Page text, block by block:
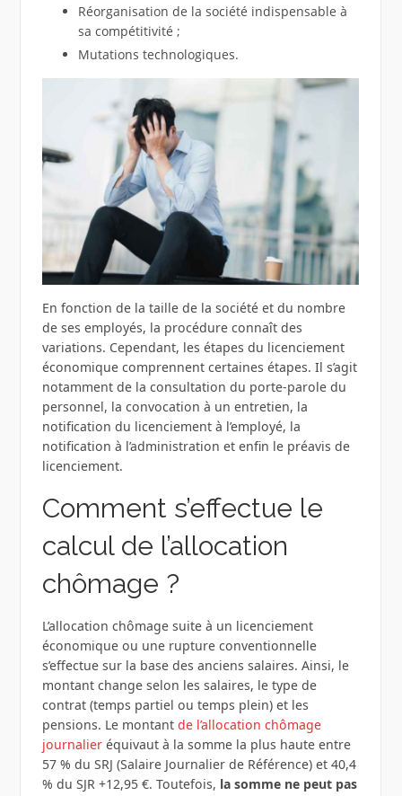
Réorganisation de la société indispensable à
sa compétitivité ;
Mutations technologiques.
En fonction de la taille de la société et du nombre
de ses employés, la procédure connaît des
variations. Cependant, les étapes du licenciement
économique comprennent certaines étapes. Il s’agit
notamment de la consultation du porte-parole du
personnel, la convocation à un entretien, la
notification du licenciement à l’employé, la
notification à l’administration et enfin le préavis de
licenciement.
Comment s’effectue le
calcul de l’allocation
chômage ?
L’allocation chômage suite à un licenciement
économique ou une rupture conventionnelle
s’effectue sur la base des anciens salaires. Ainsi, le
montant change selon les salaires, le type de
contrat (temps partiel ou temps plein) et les
pensions. Le montant de l’allocation chômage
journalieréquivaut à la somme la plus haute entre
57 % du SRJ (Salaire Journalier de Référence) et 40,4
% du SJR +12,95 €. Toutefois, la somme ne peut pas